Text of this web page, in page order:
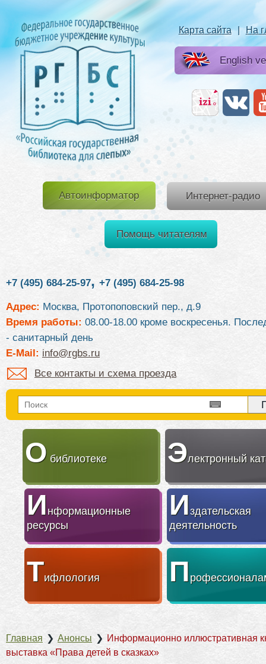
Карта сайта | На
English
Автоинформатор Интернет-радио
Помощь читателям
+7 (495) 684-25-97, +7 (495) 684-25-98
Адрес: Москва, Протопоповский пер., д.9
Время работы: 08.00-18.00 кроме воскресенья.
- санитарный день
E-Mail: info@rgbs.ru
Все контакты и схема проезда
О библиотеке Электронный
Информационные
ресурсы
Издательская
деятельность
Тифлология П
Главная ❯ Анонсы ❯ Информационно иллюстративная
выставка «Права детей в сказках»